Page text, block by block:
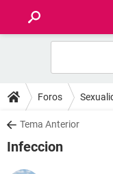
FOROS
SALUD
Foros
Tema Anterior
Infeccion